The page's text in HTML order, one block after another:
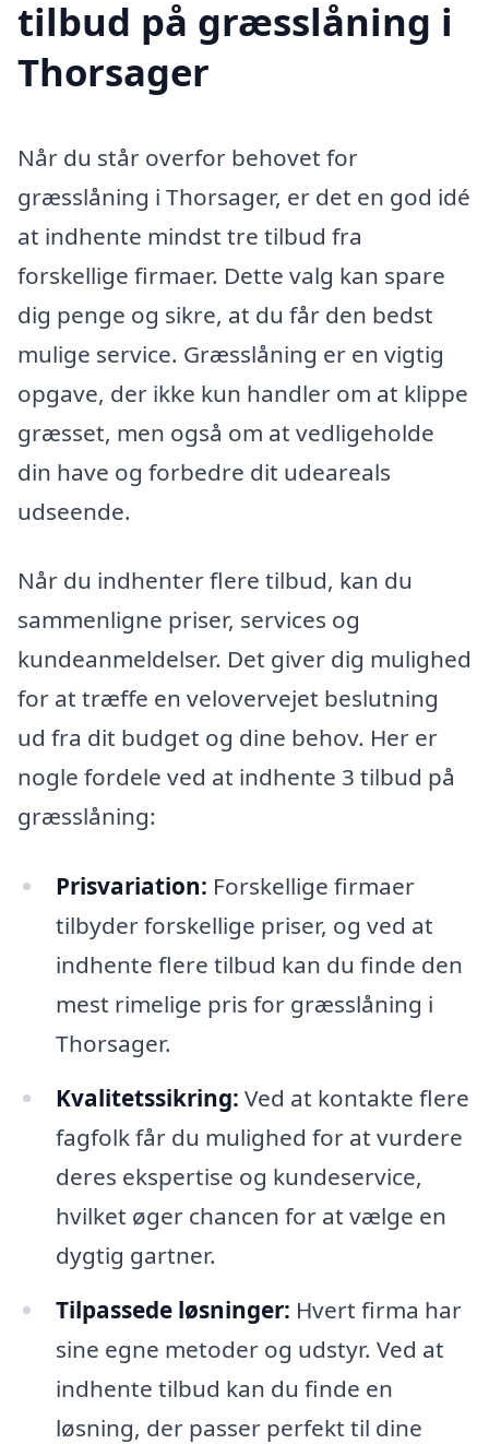
tilbud på græsslåning i
Thorsager
Når du står overfor behovet for
græsslåning i Thorsager, er det en god idé
at indhente mindst tre tilbud fra
forskellige firmaer. Dette valg kan spare
dig penge og sikre, at du får den bedst
mulige service. Græsslåning er en vigtig
opgave, der ikke kun handler om at klippe
græsset, men også om at vedligeholde
din have og forbedre dit udeareals
udseende.
Når du indhenter flere tilbud, kan du
sammenligne priser, services og
kundeanmeldelser. Det giver dig mulighed
for at træffe en velovervejet beslutning
ud fra dit budget og dine behov. Her er
nogle fordele ved at indhente 3 tilbud på
græsslåning:
Prisvariation: Forskellige firmaer
tilbyder forskellige priser, og ved at
indhente flere tilbud kan du finde den
mest rimelige pris for græsslåning i
Thorsager.
Kvalitetssikring: Ved at kontakte flere
fagfolk får du mulighed for at vurdere
deres ekspertise og kundeservice,
hvilket øger chancen for at vælge en
dygtig gartner.
Tilpassede løsninger: Hvert firma har
sine egne metoder og udstyr. Ved at
indhente tilbud kan du finde en
løsning, der passer perfekt til dine